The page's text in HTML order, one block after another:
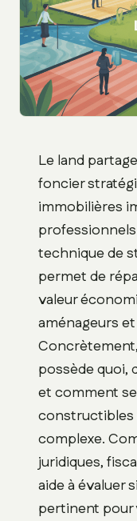
Le land
foncier
immobilières
technique de
permet de
valeur
aménageurs
possède quoi,
et comment
constructibles
complexe.
juridiques,
aide à évaluer
pertinent pour